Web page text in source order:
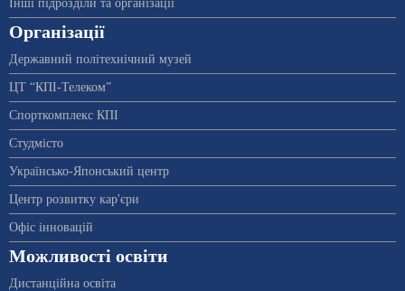
Інші підрозділи та організації
Організації
Державний політехнічний музей
ЦТ “КПІ-Телеком”
Спорткомплекс КПІ
Студмісто
Українсько-Японський центр
Центр розвитку кар'єри
Офіс інновацій
Можливості освіти
Дистанційна освіта